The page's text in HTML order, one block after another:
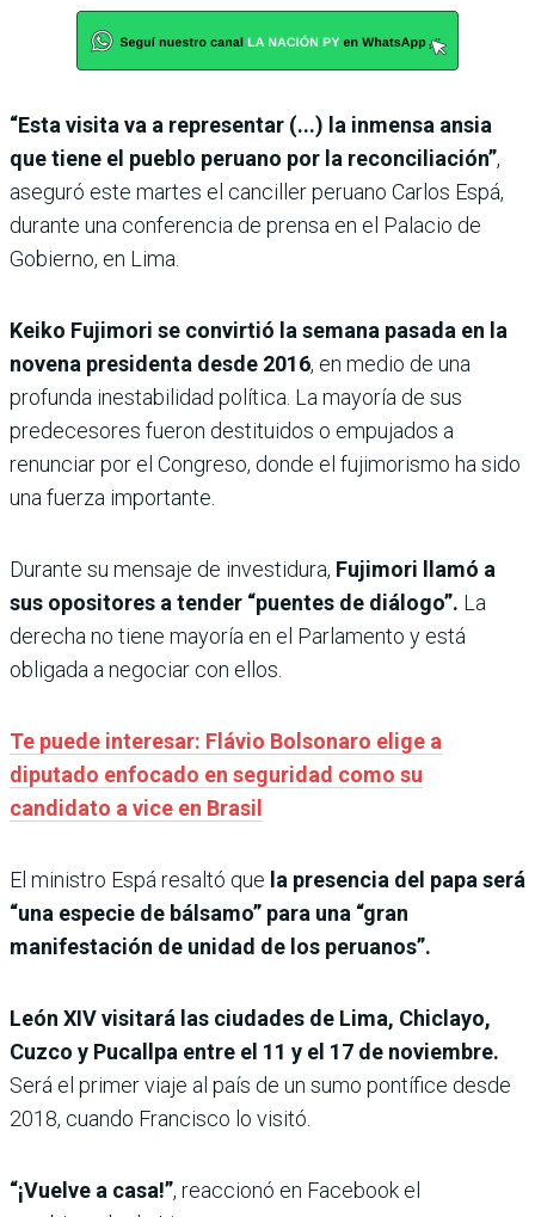
“Esta visita va a representar (...) la inmensa ansia
que tiene el pueblo peruano por la reconciliación”,
aseguró este martes el canciller peruano Carlos Espá,
durante una conferencia de prensa en el Palacio de
Gobierno, en Lima.
Keiko Fujimori se convirtió la semana pasada en la
novena presidenta desde 2016, en medio de una
profunda inestabilidad política. La mayoría de sus
predecesores fueron destituidos o empujados a
renunciar por el Congreso, donde el fujimorismo ha sido
una fuerza importante.
Durante su mensaje de investidura, Fujimori llamó a
sus opositores a tender “puentes de diálogo”. La
derecha no tiene mayoría en el Parlamento y está
obligada a negociar con ellos.
Te puede interesar: Flávio Bolsonaro elige a
diputado enfocado en seguridad como su
candidato a vice en Brasil
El ministro Espá resaltó que la presencia del papa será
“una especie de bálsamo” para una “gran
manifestación de unidad de los peruanos”.
León XIV visitará las ciudades de Lima, Chiclayo,
Cuzco y Pucallpa entre el 11 y el 17 de noviembre.
Será el primer viaje al país de un sumo pontífice desde
2018, cuando Francisco lo visitó.
“¡Vuelve a casa!”, reaccionó en Facebook el